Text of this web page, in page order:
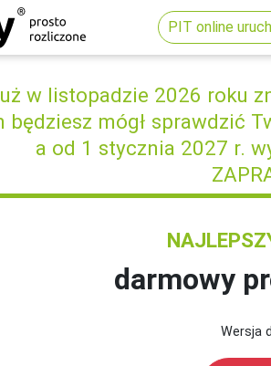
PIT online
w listopadzie 2026 roku
będziesz mógł sprawdzić
a od 1 stycznia 2027 r.
darmowy
Wersja